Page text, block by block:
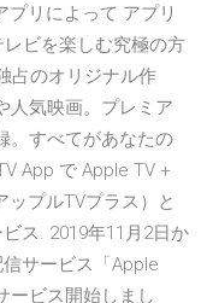
プリによって アプリ
ビを楽しむ究極の方
占のオリジナル作
人気映画。プレミア
。すべてがあなたの
App で Apple TV +
ップルTVプラス）と
ス. 2019年11月2日か
サービス「Apple
ービス開始しまし